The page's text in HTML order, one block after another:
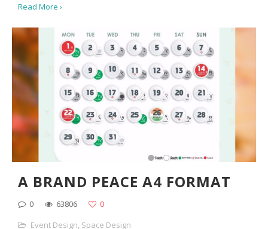
Read More ›
A BRAND PEACE A4 FORMAT
0 63806
0
Event Design, Space Design